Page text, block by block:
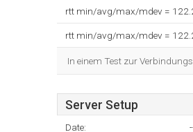
rtt min/avg/max/mdev =
rtt min/avg/max/mdev =
In einem Test zur
Server Setup
Date: